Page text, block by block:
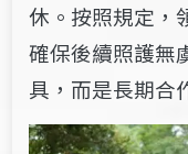
休。按照規定，
確保後續照護無
具，而是長期合